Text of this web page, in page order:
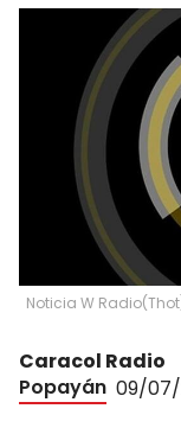
Noticia W Radio(Thot
Caracol Radio
Popayán 09/07/